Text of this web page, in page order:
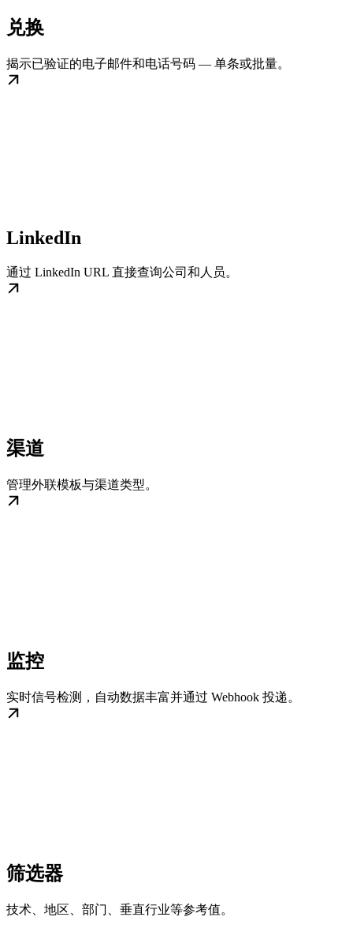
兑换
揭示已验证的电子邮件和电话号码 — 单条或批量。
LinkedIn
通过 LinkedIn URL 直接查询公司和人员。
渠道
管理外联模板与渠道类型。
监控
实时信号检测，自动数据丰富并通过 Webhook 投递。
筛选器
技术、地区、部门、垂直行业等参考值。